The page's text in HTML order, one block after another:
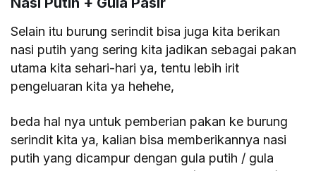
Selain itu burung serindit bisa juga kita berikan
nasi putih yang sering kita jadikan sebagai pakan
utama kita sehari-hari ya, tentu lebih irit
pengeluaran kita ya hehehe,
beda hal nya untuk pemberian pakan ke burung
serindit kita ya, kalian bisa memberikannya nasi
putih yang dicampur dengan gula putih / gula